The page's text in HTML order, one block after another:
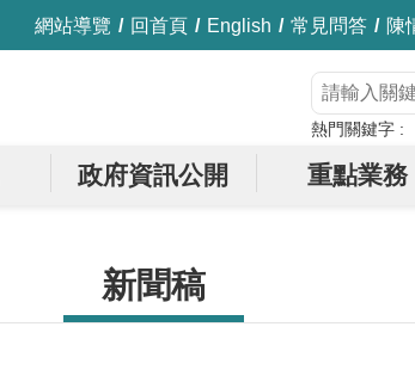
網站導覽 回首頁 English 常見問答 陳
熱門關鍵字
政府資訊公開 重點業務
新聞稿